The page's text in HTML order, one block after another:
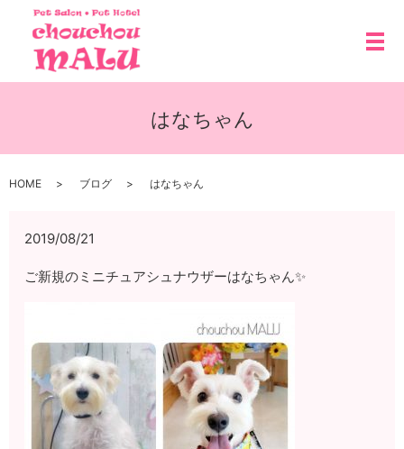
メ
はなちゃん
HOME ブログ はなちゃん
2019/08/21
ご新規のミニチュアシュナウザーはなちゃん✨